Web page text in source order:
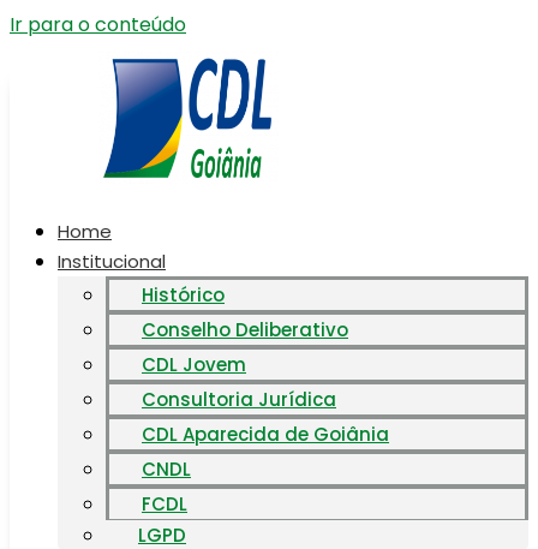
Ir para o conteúdo
Home
Institucional
Histórico
Conselho Deliberativo
CDL Jovem
Consultoria Jurídica
CDL Aparecida de Goiânia
CNDL
FCDL
LGPD